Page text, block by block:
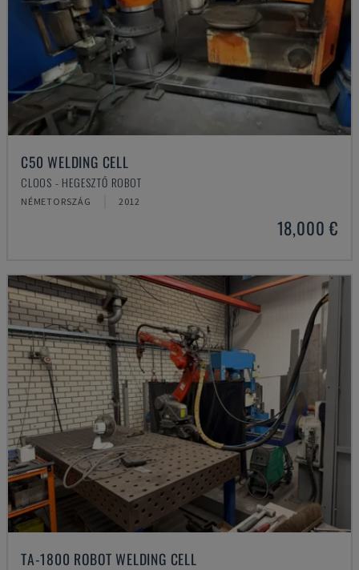
C50 WELDING CELL
CLOOS - HEGESZTŐ ROBOT
NÉMETORSZÁG 2012
18,000 €
TA-1800 ROBOT WELDING CELL